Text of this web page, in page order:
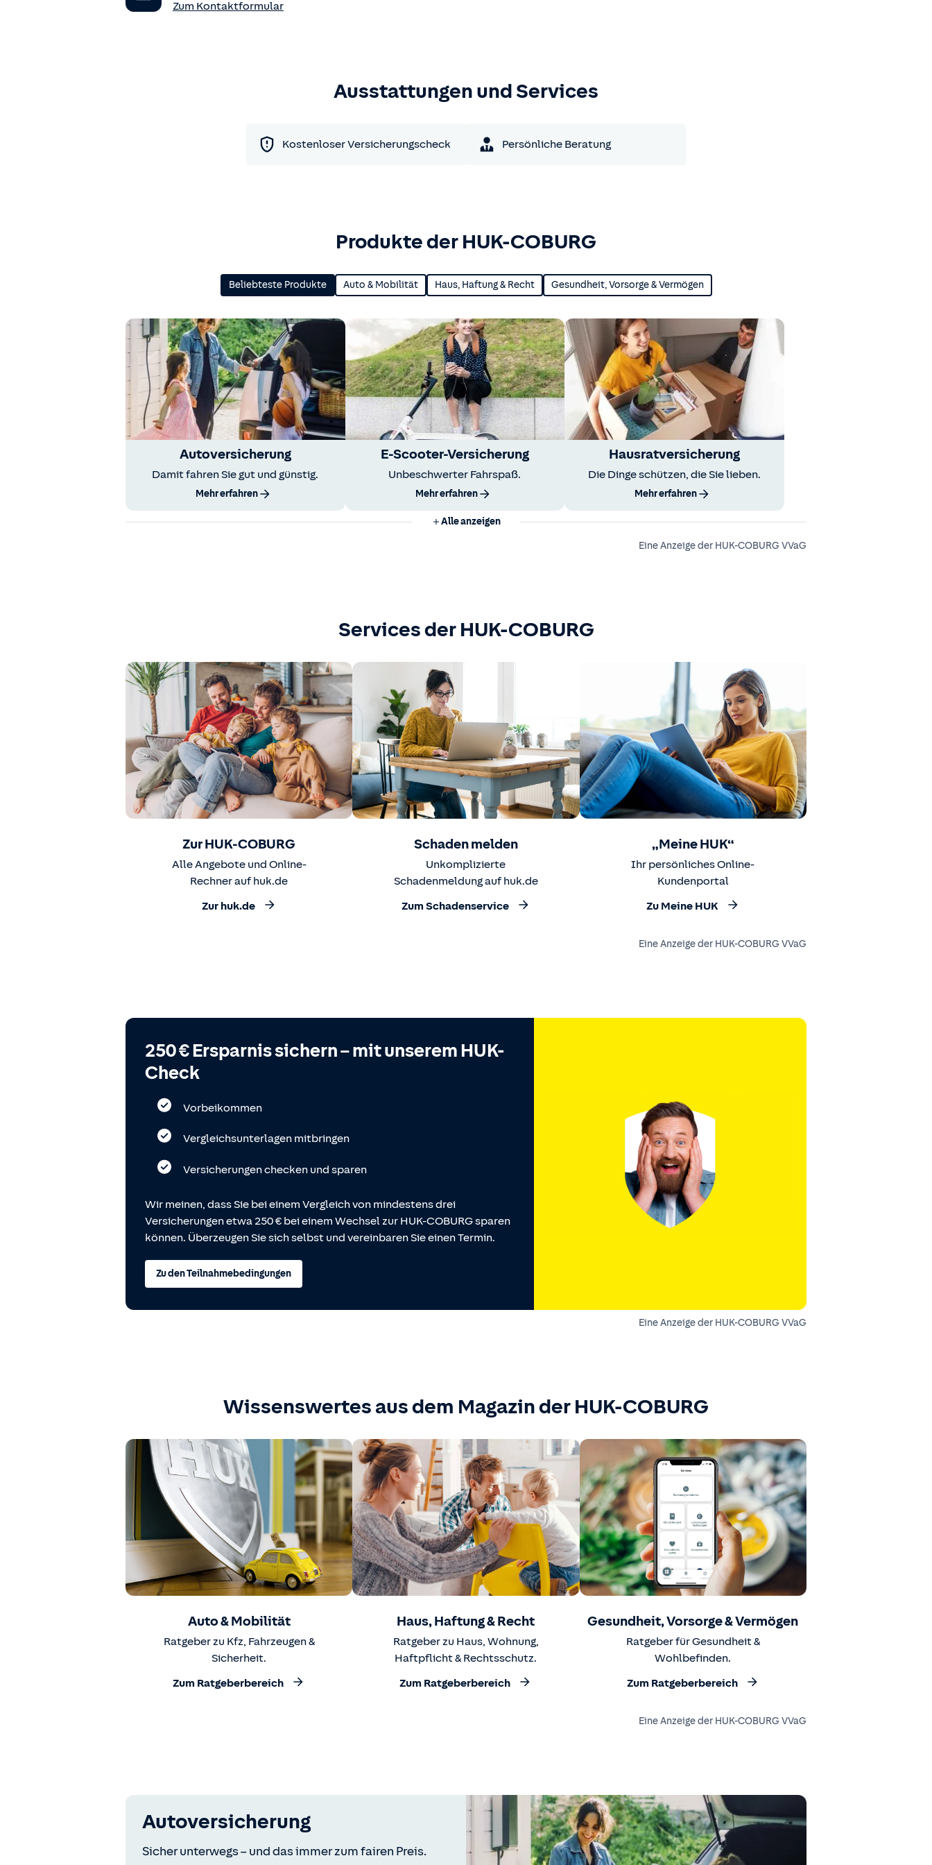
Zum Kontaktformular
Ausstattungen und Services
Kostenloser Versicherungscheck Persönliche Beratung
Produkte der HUK-COBURG
Beliebteste Produkte Auto & Mobilität Haus, Haftung & Recht Gesundheit, Vorsorge & Vermögen
Autoversicherung
Damit fahren Sie gut und günstig.
Mehr erfahren
E-Scooter-Versicherung
Unbeschwerter Fahrspaß.
Mehr erfahren
Hausratversicherung
Die Dinge schützen, die Sie lieben.
Mehr erfahren
Alle anzeigen
Eine Anzeige der HUK-COBURG VVaG
Services der HUK-COBURG
Zur HUK-COBURG
Alle Angebote und Online-
Rechner auf huk.de
Zur huk.de
Schaden melden
Unkomplizierte
Schadenmeldung auf huk.de
Zum Schadenservice
„Meine HUK“
Ihr persönliches Online-
Kundenportal
Zu Meine HUK
Eine Anzeige der HUK-COBURG VVaG
250 € Ersparnis sichern – mit unserem HUK-
Check
Vorbeikommen
Vergleichsunterlagen mitbringen
Versicherungen checken und sparen
Wir meinen, dass Sie bei einem Vergleich von mindestens drei
Versicherungen etwa 250 € bei einem Wechsel zur HUK-COBURG sparen
können. Überzeugen Sie sich selbst und vereinbaren Sie einen Termin.
Zu den Teilnahmebedingungen
Eine Anzeige der HUK-COBURG VVaG
Wissenswertes aus dem Magazin der HUK-COBURG
Auto & Mobilität
Ratgeber zu Kfz, Fahrzeugen &
Sicherheit.
Zum Ratgeberbereich
Haus, Haftung & Recht
Ratgeber zu Haus, Wohnung,
Haftpflicht & Rechtsschutz.
Zum Ratgeberbereich
Gesundheit, Vorsorge & Vermögen
Ratgeber für Gesundheit &
Wohlbefinden.
Zum Ratgeberbereich
Eine Anzeige der HUK-COBURG VVaG
Autoversicherung
Sicher unterwegs – und das immer zum fairen Preis.